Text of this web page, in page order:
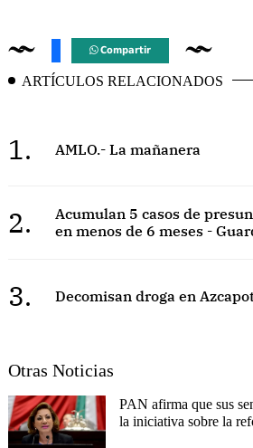
Compartir
ARTÍCULOS RELACIONADOS
1. AMLO.- La mañanera
2.
Acumulan 5 casos de
en menos de 6 meses -
3. Decomisan droga en
Otras Noticias
PAN afirma que sus
la iniciativa sobre la